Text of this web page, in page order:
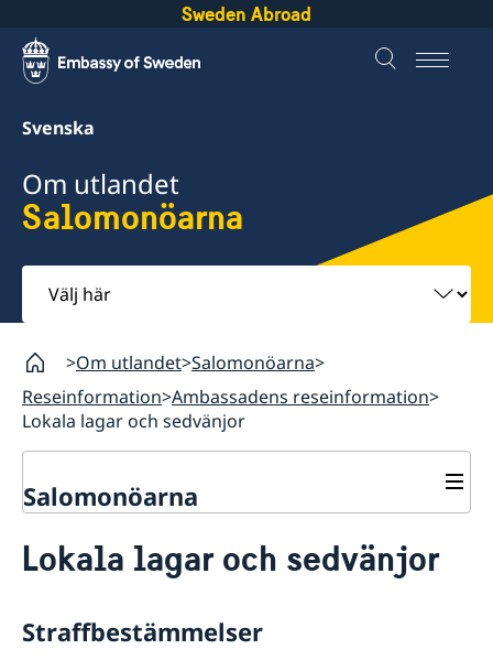
Sweden Abroad
Svenska
Om utlandet
Salomonöarna
Välj
här
Om utlandet Salomonöarna
Reseinformation Ambassadens reseinformation
Lokala lagar och sedvänjor
Salomonöarna
Hjälp till svenskar i Salomonöarna
Akut hjälp
Pass utomlands
Ambassadens reseinformation
Lokala lagar och sedvänjor
Straffbestämmelser